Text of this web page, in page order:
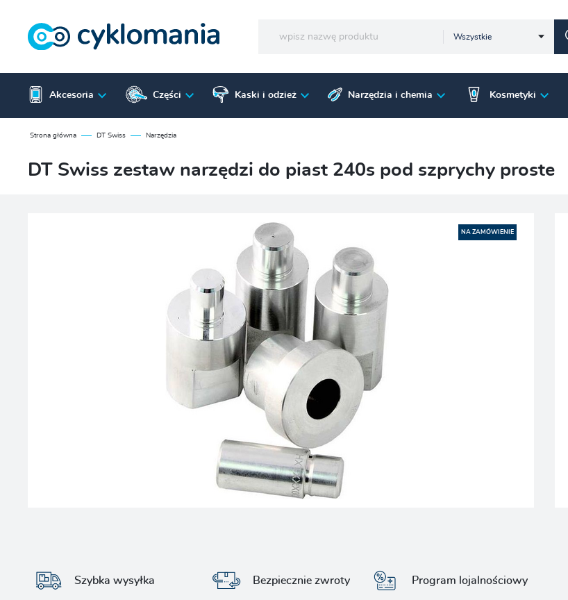
Wszystkie
Akcesoria Części Kaski i odzież Narzędzia i chemia Kosmetyki
Strona główna DT Swiss Narzędzia
DT Swiss zestaw narzędzi do piast 240s pod szprychy proste
NA ZAMÓWIENIE
Szybka wysyłka Bezpiecznie zwroty Program lojalnościowy